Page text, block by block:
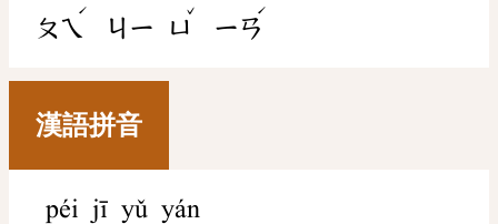
ㄆㄟ
ˊ
ㄐㄧ ㄩ
ˇ
ㄧㄢ
ˊ
漢語拼音
péi jī yǔ yán